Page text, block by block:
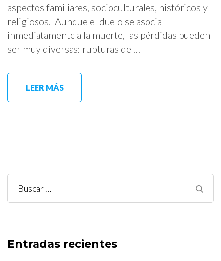
aspectos familiares, socioculturales, históricos y
religiosos. Aunque el duelo se asocia
inmediatamente a la muerte, las pérdidas pueden
ser muy diversas: rupturas de …
LEER MÁS
Buscar:
Entradas recientes